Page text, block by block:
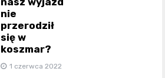
nie
przerodził
się w
koszmar?
1 czerwca 2022